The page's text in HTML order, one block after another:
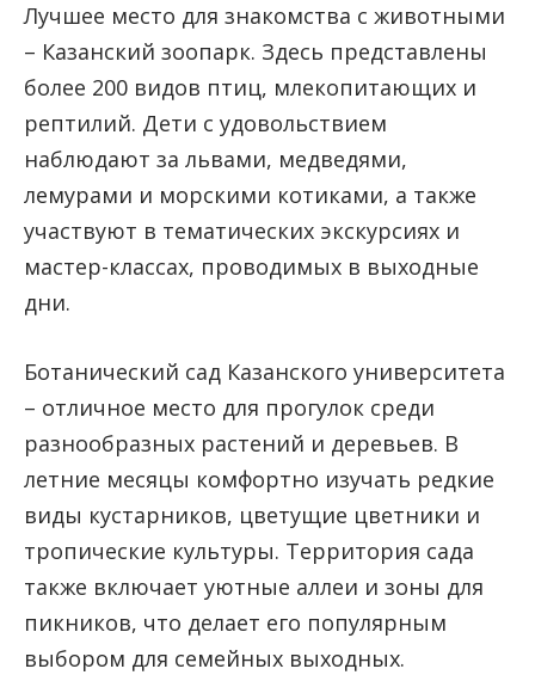
Лучшее место для знакомства с животными
– Казанский зоопарк. Здесь представлены
более 200 видов птиц, млекопитающих и
рептилий. Дети с удовольствием
наблюдают за львами, медведями,
лемурами и морскими котиками, а также
участвуют в тематических экскурсиях и
мастер-классах, проводимых в выходные
дни.
Ботанический сад Казанского университета
– отличное место для прогулок среди
разнообразных растений и деревьев. В
летние месяцы комфортно изучать редкие
виды кустарников, цветущие цветники и
тропические культуры. Территория сада
также включает уютные аллеи и зоны для
пикников, что делает его популярным
выбором для семейных выходных.